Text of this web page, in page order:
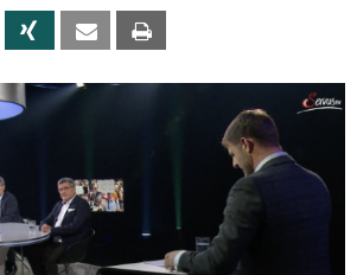
Linkedin Xing Email